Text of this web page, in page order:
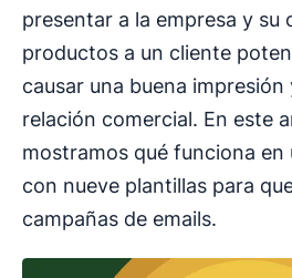
presentar a la empresa y su
productos a un cliente
causar una buena impresión
relación comercial. En este
mostramos qué funciona en
con nueve plantillas para
campañas de emails.